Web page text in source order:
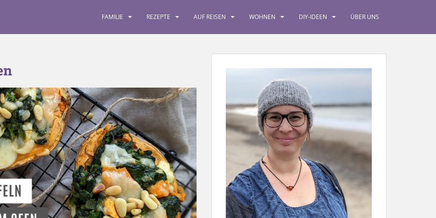
FAMILIE REZEPTE AUF REISEN WOHNEN DIY-IDEEN ÜBER UNS